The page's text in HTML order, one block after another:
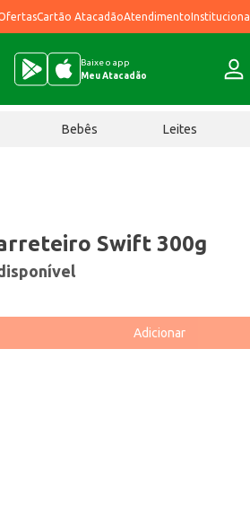
Cartão AtacadãoAtendimentoInstitucional
Baixe o app
Meu Atacadão
Bebês Leites
Swift 300g
Adicionar